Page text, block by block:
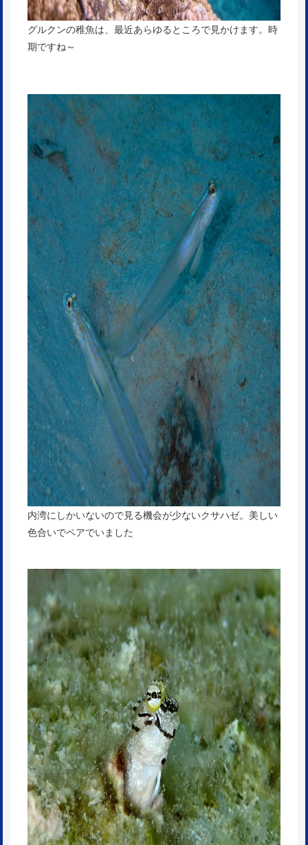
グルクンの稚魚は、最近あらゆるところで見かけます。時
期ですね～
内湾にしかいないので見る機会が少ないクサハゼ。美しい
色合いでペアでいました